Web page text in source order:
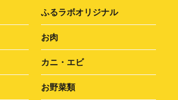
ふるラボオリジナル
お肉
カニ・エビ
お野菜類